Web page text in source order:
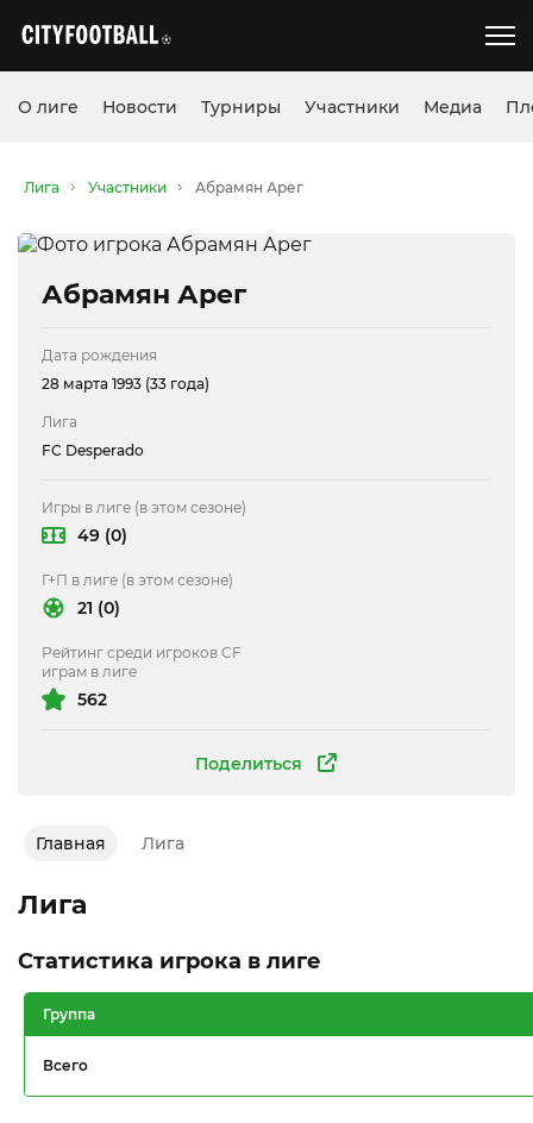
О лиге Новости Турниры Участники Медиа
Лига Участники Абрамян Арег
Абрамян Арег
Поделиться
Дата рождения
28 марта 1993 (33 года)
Лига
FC Desperado
Игры в лиге (в этом сезоне)
49 (0)
Г+П в лиге (в этом сезоне)
21 (0)
Рейтинг среди игроков CF
играм в лиге
562
Главная Лига
Лига
Статистика игрока в лиге
Группа
Всего